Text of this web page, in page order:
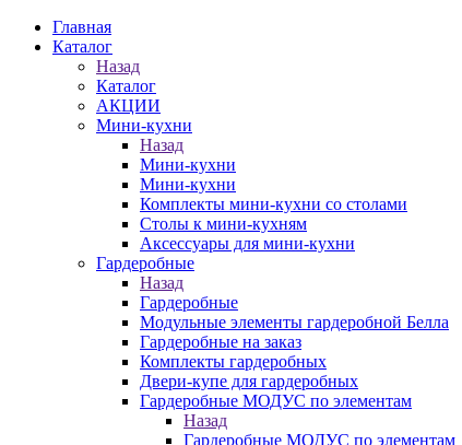
Главная
Каталог
Назад
Каталог
АКЦИИ
Мини-кухни
Назад
Мини-кухни
Мини-кухни
Комплекты мини-кухни со столами
Столы к мини-кухням
Аксессуары для мини-кухни
Гардеробные
Назад
Гардеробные
Модульные элементы гардеробной Белла
Гардеробные на заказ
Комплекты гардеробных
Двери-купе для гардеробных
Гардеробные МОДУС по элементам
Назад
Гардеробные МОДУС по элементам